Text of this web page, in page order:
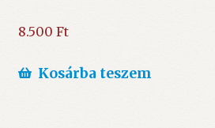
8.500 Ft
Kosárba teszem